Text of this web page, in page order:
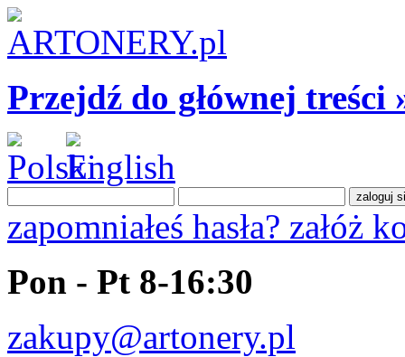
Przejdź do głównej treści
zapomniałeś hasła? załóż
Pon - Pt 8-16:30
zakupy@artonery.pl